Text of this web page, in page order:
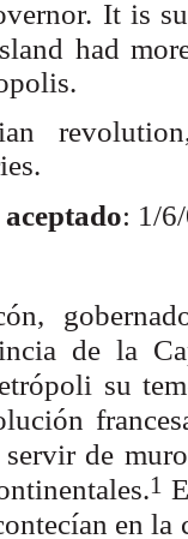
It is
had
aceptado: 1/
de la
su
de
1
en la